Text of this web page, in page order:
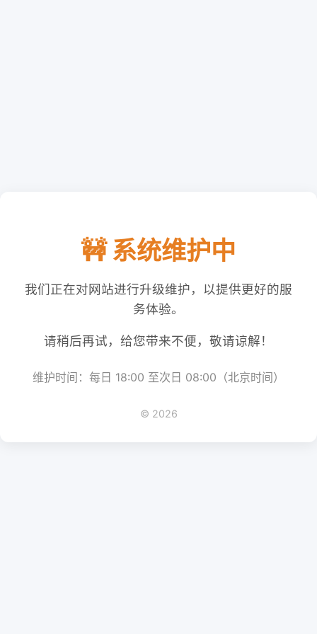
🚧 系统维护中
我们正在对网站进行升级维护，以提供更好的服
务体验。
请稍后再试，给您带来不便，敬请谅解！
维护时间：每日 18:00 至次日 08:00（北京时间）
© 2026